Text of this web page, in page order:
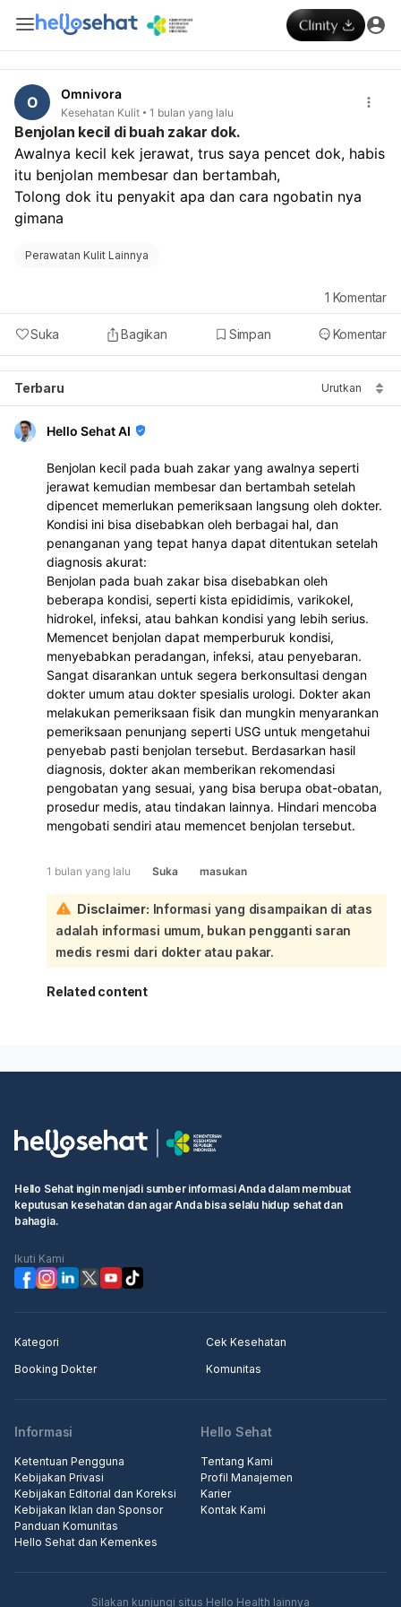
O Omnivora
Kesehatan Kulit 1 bulan yang lalu
Benjolan kecil di buah zakar dok.
Awalnya kecil kek jerawat, trus saya pencet dok, habis
itu benjolan membesar dan bertambah,
Tolong dok itu penyakit apa dan cara ngobatin nya
gimana
Perawatan Kulit Lainnya
Suka Bagikan Simpan Komentar
1 Komentar
Terbaru Urutkan
Hello Sehat AI
Benjolan kecil pada buah zakar yang awalnya seperti
jerawat kemudian membesar dan bertambah setelah
dipencet memerlukan pemeriksaan langsung oleh dokter.
Kondisi ini bisa disebabkan oleh berbagai hal, dan
penanganan yang tepat hanya dapat ditentukan setelah
diagnosis akurat:
Benjolan pada buah zakar bisa disebabkan oleh
beberapa kondisi, seperti kista epididimis, varikokel,
hidrokel, infeksi, atau bahkan kondisi yang lebih serius.
Memencet benjolan dapat memperburuk kondisi,
menyebabkan peradangan, infeksi, atau penyebaran.
Sangat disarankan untuk segera berkonsultasi dengan
dokter umum atau dokter spesialis urologi. Dokter akan
melakukan pemeriksaan fisik dan mungkin menyarankan
pemeriksaan penunjang seperti USG untuk mengetahui
penyebab pasti benjolan tersebut. Berdasarkan hasil
diagnosis, dokter akan memberikan rekomendasi
pengobatan yang sesuai, yang bisa berupa obat-obatan,
prosedur medis, atau tindakan lainnya. Hindari mencoba
mengobati sendiri atau memencet benjolan tersebut.
1 bulan yang lalu Suka masukan
Disclaimer: Informasi yang disampaikan di atas
adalah informasi umum, bukan pengganti saran
medis resmi dari dokter atau pakar.
Related content
Hello Sehat ingin menjadi sumber informasi Anda dalam membuat
keputusan kesehatan dan agar Anda bisa selalu hidup sehat dan
bahagia.
Ikuti Kami
Kategori
Cek Kesehatan
Booking Dokter
Komunitas
Informasi
Ketentuan Pengguna
Kebijakan Privasi
Kebijakan Editorial dan Koreksi
Kebijakan Iklan dan Sponsor
Panduan Komunitas
Hello Sehat dan Kemenkes
Hello Sehat
Tentang Kami
Profil Manajemen
Karier
Kontak Kami
Silakan kunjungi situs Hello Health lainnya